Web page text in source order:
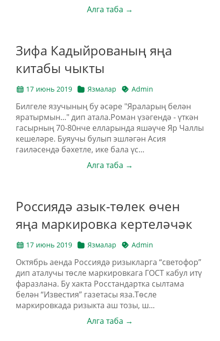
Алга таба →
Зифа Кадыйрованың яңа
китабы чыкты
17 июнь 2019 Язмалар Admin
Билгеле язучының бу әсәре "Яраларың белән
яратырмын..." дип атала.Роман үзәгендә - үткән
гасырның 70-80нче елларында яшәүче Яр Чаллы
кешеләре. Буяучы булып эшләгән Асия
гаиләсендә бәхетле, ике бала үс...
Алга таба →
Россиядә азык-төлек өчен
яңа маркировка кертеләчәк
17 июнь 2019 Язмалар Admin
Октябрь аенда Россиядә ризыкларга “светофор”
дип аталучы төсле маркировкага ГОСТ кабул итү
фаразлана. Бу хакта Росстандартка сылтама
белән “Известия” газетасы яза.Төсле
маркировкада ризыкта аш тозы, ш...
Алга таба →